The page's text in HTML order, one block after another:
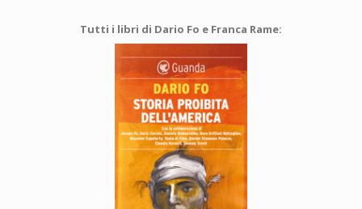
Tutti i libri di Dario Fo e Franca Rame: